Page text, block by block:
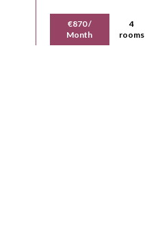
€870 /
Month
4
rooms